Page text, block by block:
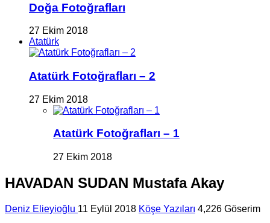
Doğa Fotoğrafları
27 Ekim 2018
Atatürk
Atatürk Fotoğrafları – 2
27 Ekim 2018
Atatürk Fotoğrafları – 1
27 Ekim 2018
HAVADAN SUDAN Mus­ta­fa Akay
Deniz Elieyioğlu 11 Eylül 2018 Köşe Yazıları 4,226 Göserim